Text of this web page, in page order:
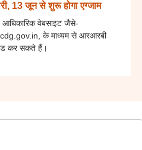
13 जून से शुरू होगा एग्जाम
आधिकारिक वेबसाइट जैसे-
के माध्यम से आरआरबी
कर सकते हैं।